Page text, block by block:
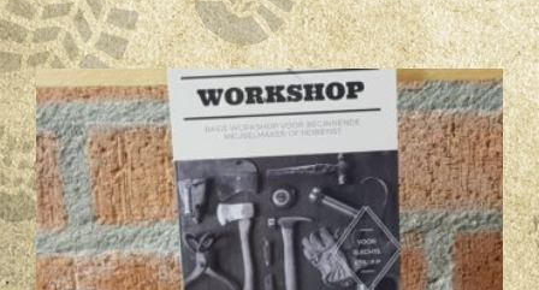
Scouts
Kamp
Foto’s